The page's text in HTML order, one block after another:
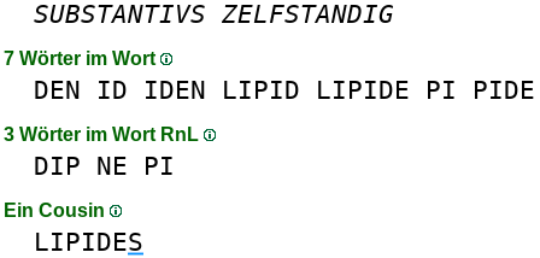
SUBSTANTIVS ZELFSTANDIG
7 Wörter im Wort
DEN ID IDEN LIPID LIPIDE PI PIDE
3 Wörter im Wort RnL
DIP NE PI
Ein Cousin
LIPIDES